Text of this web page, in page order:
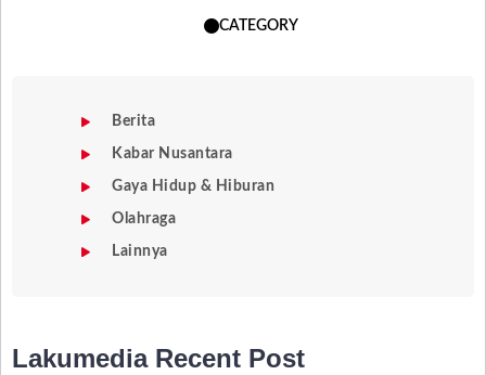
CATEGORY
Berita
Kabar Nusantara
Gaya Hidup & Hiburan
Olahraga
Lainnya
Lakumedia Recent Post